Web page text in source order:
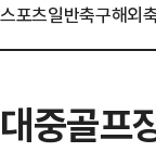
스포츠일반축구해외
대중골프